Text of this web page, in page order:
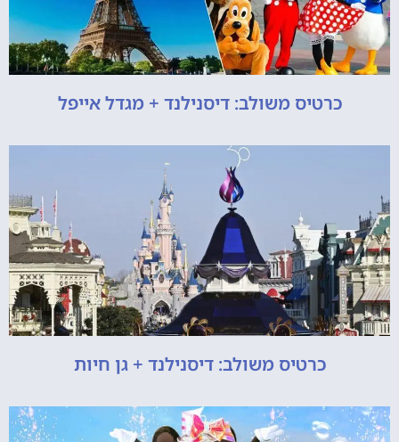
כרטיס משולב: דיסנילנד + מגדל אייפל
כרטיס משולב: דיסנילנד + גן חיות